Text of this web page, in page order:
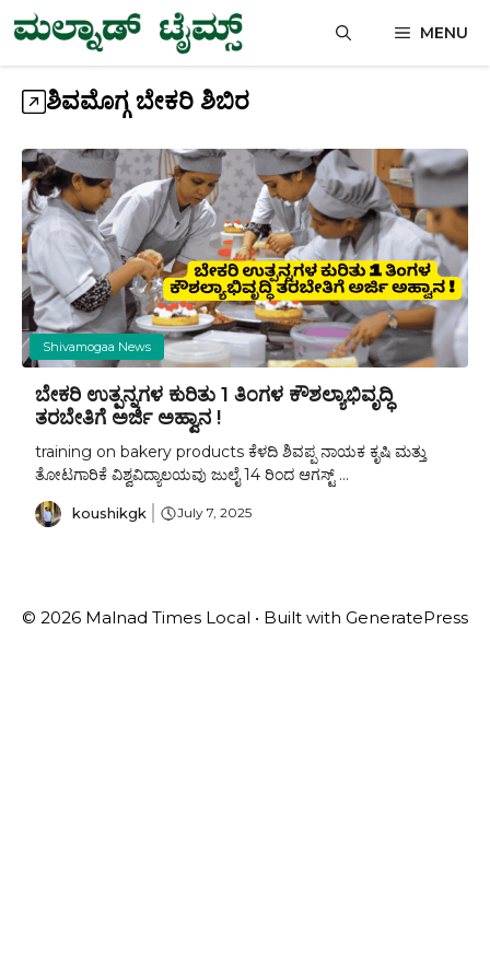
Skip
to
content
MENU
ಶಿವಮೊಗ್ಗ ಬೇಕರಿ ಶಿಬಿರ
Shivamogaa News
ಬೇಕರಿ ಉತ್ಪನ್ನಗಳ ಕುರಿತು 1 ತಿಂಗಳ ಕೌಶಲ್ಯಾಭಿವೃದ್ಧಿ
ತರಬೇತಿಗೆ ಅರ್ಜಿ ಅಹ್ವಾನ !
training on bakery products ಕೆಳದಿ ಶಿವಪ್ಪ ನಾಯಕ ಕೃಷಿ ಮತ್ತು
ತೋಟಗಾರಿಕೆ ವಿಶ್ವವಿದ್ಯಾಲಯವು ಜುಲೈ 14 ರಿಂದ ಆಗಸ್ಟ್ ...
koushikgk July 7, 2025
© 2026 Malnad Times Local • Built with GeneratePress